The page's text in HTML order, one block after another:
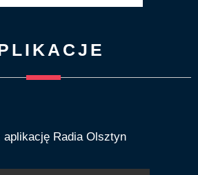
aplikację Radia Olsztyn